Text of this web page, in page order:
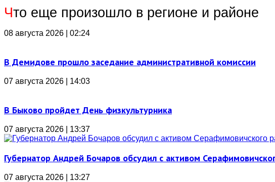
Что еще произошло в регионе и районе
08 августа 2026 | 02:24
В Демидове прошло заседание административной комиссии
07 августа 2026 | 14:03
В Быково пройдет День физкультурника
07 августа 2026 | 13:37
Губернатор Андрей Бочаров обсудил с активом
07 августа 2026 | 13:27